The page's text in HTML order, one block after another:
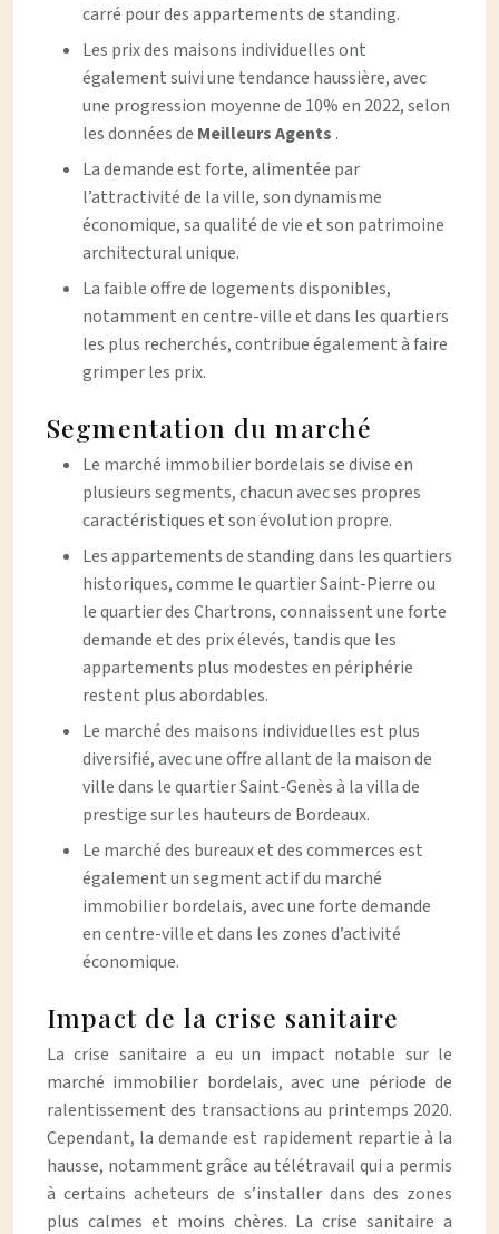
carré pour des appartements de standing.
Les prix des maisons individuelles ont
également suivi une tendance haussière, avec
une progression moyenne de 10% en 2022, selon
les données de Meilleurs Agents .
La demande est forte, alimentée par
l’attractivité de la ville, son dynamisme
économique, sa qualité de vie et son patrimoine
architectural unique.
La faible offre de logements disponibles,
notamment en centre-ville et dans les quartiers
les plus recherchés, contribue également à faire
grimper les prix.
Segmentation du marché
Le marché immobilier bordelais se divise en
plusieurs segments, chacun avec ses propres
caractéristiques et son évolution propre.
Les appartements de standing dans les quartiers
historiques, comme le quartier Saint-Pierre ou
le quartier des Chartrons, connaissent une forte
demande et des prix élevés, tandis que les
appartements plus modestes en périphérie
restent plus abordables.
Le marché des maisons individuelles est plus
diversifié, avec une offre allant de la maison de
ville dans le quartier Saint-Genès à la villa de
prestige sur les hauteurs de Bordeaux.
Le marché des bureaux et des commerces est
également un segment actif du marché
immobilier bordelais, avec une forte demande
en centre-ville et dans les zones d’activité
économique.
Impact de la crise sanitaire
La crise sanitaire a eu un impact notable sur le
marché immobilier bordelais, avec une période de
ralentissement des transactions au printemps 2020.
Cependant, la demande est rapidement repartie à la
hausse, notamment grâce au télétravail qui a permis
à certains acheteurs de s’installer dans des zones
plus calmes et moins chères. La crise sanitaire a